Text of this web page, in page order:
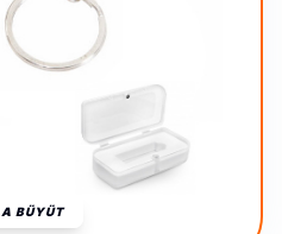
BÜYÜT